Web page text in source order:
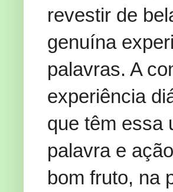
revestir de
genuína
palavras. A
experiência
que têm essa
palavra e
bom fruto, na